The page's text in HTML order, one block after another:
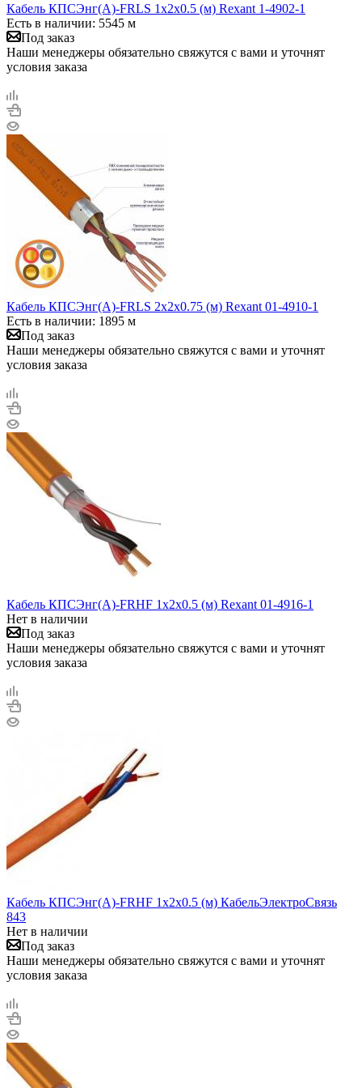
Кабель КПСЭнг(А)-FRLS 1х2х0.5 (м) Rexant 1-4902-1
Есть в наличии: 5545 м
Под заказ
Наши менеджеры обязательно свяжутся с вами и уточнят
условия заказа
Кабель КПСЭнг(А)-FRLS 2х2х0.75 (м) Rexant 01-4910-1
Есть в наличии: 1895 м
Под заказ
Наши менеджеры обязательно свяжутся с вами и уточнят
условия заказа
Кабель КПСЭнг(А)-FRHF 1х2х0.5 (м) Rexant 01-4916-1
Нет в наличии
Под заказ
Наши менеджеры обязательно свяжутся с вами и уточнят
условия заказа
Кабель КПСЭнг(А)-FRHF 1х2х0.5 (м) КабельЭлектроСвязь
843
Нет в наличии
Под заказ
Наши менеджеры обязательно свяжутся с вами и уточнят
условия заказа